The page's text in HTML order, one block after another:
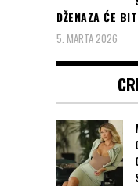
DŽENAZA ĆE
5. MARTA 2026